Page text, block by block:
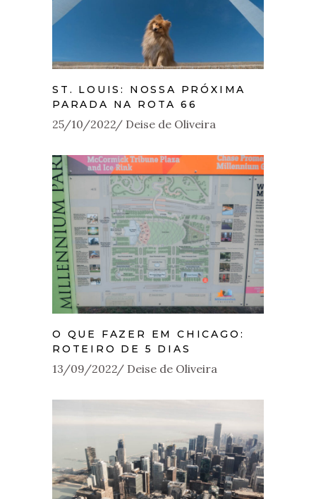
ST. LOUIS: NOSSA PRÓXIMA
PARADA NA ROTA 66
25/10/2022 Deise de Oliveira
O QUE FAZER EM CHICAGO:
ROTEIRO DE 5 DIAS
13/09/2022 Deise de Oliveira